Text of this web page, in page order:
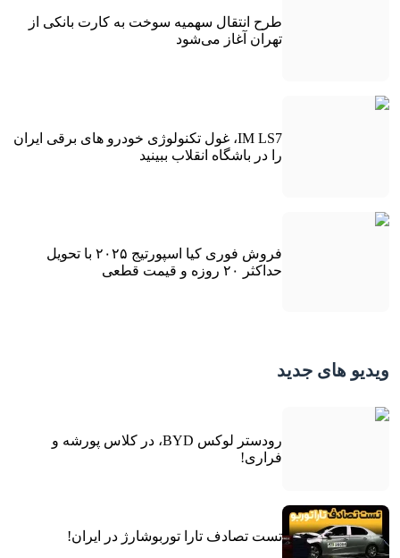
طرح انتقال سهمیه سوخت به کارت بانکی از
تهران آغاز می‌شود
IM LS7، غول تکنولوژی خودرو های برقی ایران
را در باشگاه انقلاب ببینید
فروش فوری کیا اسپورتیج ۲۰۲۵ با تحویل
حداکثر ۲۰ روزه و قیمت قطعی
ویدیو های جدید
رودستر لوکس BYD، در کلاس پورشه و
فراری!
تست تصادف تارا توربوشارژ در ایران!